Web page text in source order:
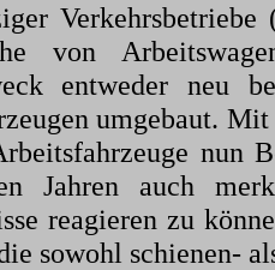
von
entweder neu
umgebaut.
nun
Jahren auch
reagieren zu
sowohl schienen-